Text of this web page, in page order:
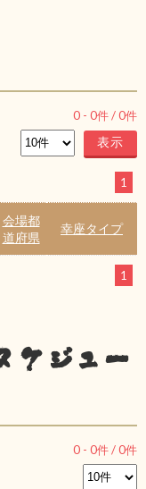
0 - 0件 /0件
1
会場都
道府県
幸座タイプ
1
ケジュー
0 - 0件 /0件